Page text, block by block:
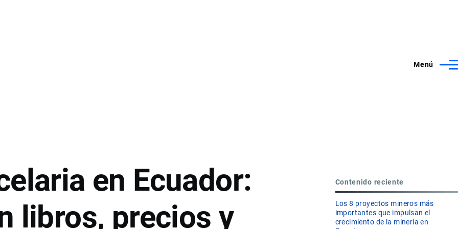
Menú
en Ecuador:
libros, precios y
Contenido reciente
Los 8 proyectos mineros más
importantes que impulsan el
crecimiento de la minería en